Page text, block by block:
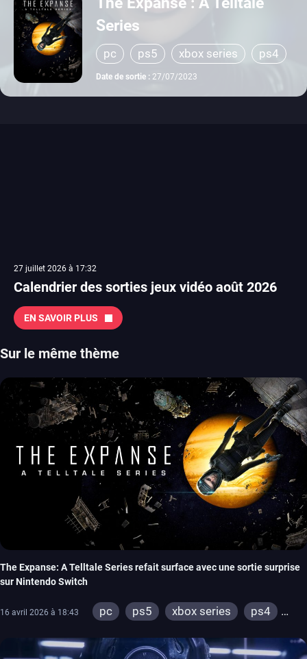
Series
pc ps5 xbox series
ps4
xbox one
Date de sortie : 27/07/2023
27 juillet 2026 à 17:32
Calendrier des sorties jeux vidéo août 2026
EN SAVOIR PLUS
Sur le même thème
The Expanse: A Telltale Series refait surface avec une sortie surprise
sur Nintendo Switch
16 avril 2026 à 18:43 pc ps5 xbox series
ps4